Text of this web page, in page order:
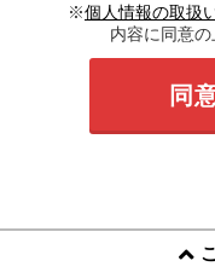
※個人情報の取扱
内容に同意の